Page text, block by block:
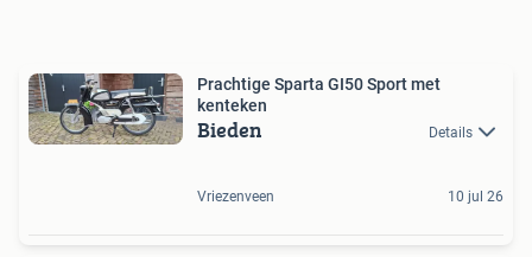
Prachtige Sparta GI50 Sport met
kenteken
Bieden Details
Vriezenveen 10 jul 26